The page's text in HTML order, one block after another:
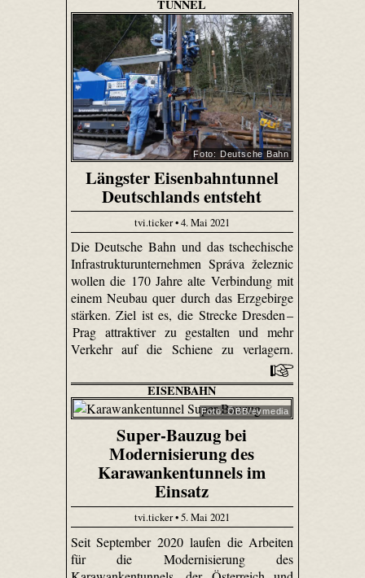
TUNNEL
Foto: Deutsche Bahn
Längster Eisenbahntunnel
Deutschlands entsteht
tvi.ticker • 4. Mai 2021
Die Deutsche Bahn und das tschechische
Infrastrukturunternehmen Správa železnic
wollen die 170 Jahre alte Verbindung mit
einem Neubau quer durch das Erzgebirge
stärken. Ziel ist es, die Strecke Dresden –
Prag attraktiver zu gestalten und mehr
Verkehr auf die Schiene zu verlagern.
EISENBAHN
Foto: ÖBB/evmedia
Super-Bauzug bei
Modernisierung des
Karawankentunnels im
Einsatz
tvi.ticker • 5. Mai 2021
Seit September 2020 laufen die Arbeiten
für die Modernisierung des